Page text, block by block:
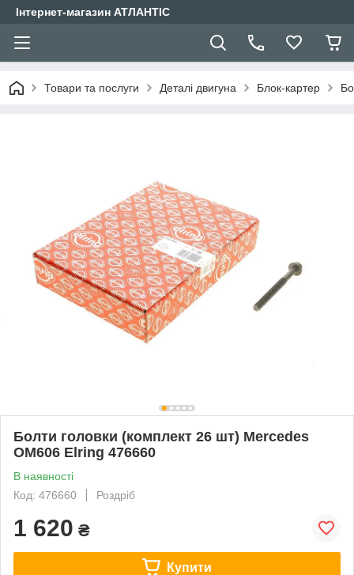
Інтернет-магазин АТЛАНТІС
Товари та послуги Деталі двигуна Блок-картер
Болти головки (комплект 26 шт) Mercedes
OM606 Elring 476660
В наявності
Код: 476660
Роздріб
1 620 ₴
Купити